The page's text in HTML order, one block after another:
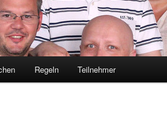
Regeln Teilnehmer